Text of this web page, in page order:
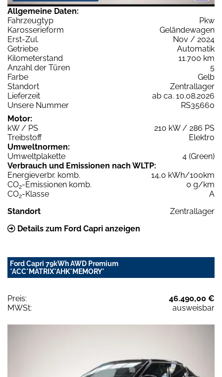
Allgemeine Daten:
Fahrzeugtyp
Pkw
Karosserieform
Geländewagen
Erst-Zul.
Nov / 2024
Getriebe
Automatik
Kilometerstand
11.700 km
Anzahl der Türen
5
Farbe
Gelb
Standort
Zentrallager
Lieferzeit
ab ca. 10.08.2026
Unsere Nummer
RS35660
Motor:
kW / PS
210 kW / 286 PS
Treibstoff
Elektro
Umweltnormen:
Umweltplakette
4 (Green)
Verbrauch und Emissionen nach WLTP:
Energieverbr. komb.
14,0 kWh/100km
CO2-Emissionen komb.
0 g/km
CO2-Klasse
A
Standort
Zentrallager
Details zum Ford Capri anzeigen
Ford Capri 79kWh AWD Premium
*ACC*MATRIX*AHK*MEMORY*
Preis:
46.490,00 €
MWSt:
ausweisbar